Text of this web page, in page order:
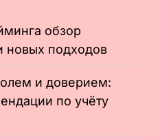
обзор
новых подходов
и доверием:
по учёту